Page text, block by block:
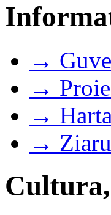
→
→
→
→